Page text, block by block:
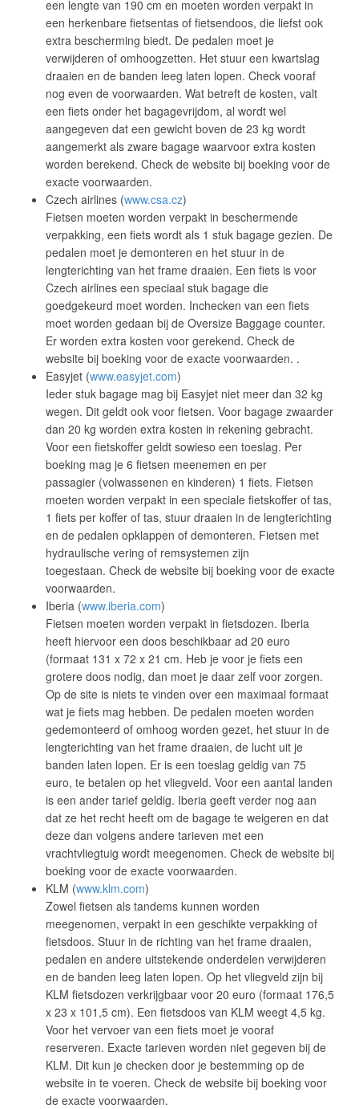
een lengte van 190 cm en moeten worden verpakt in
een herkenbare fietsentas of fietsendoos, die liefst ook
extra bescherming biedt. De pedalen moet je
verwijderen of omhoogzetten. Het stuur een kwartslag
draaien en de banden leeg laten lopen. Check vooraf
nog even de voorwaarden. Wat betreft de kosten, valt
een fiets onder het bagagevrijdom, al wordt wel
aangegeven dat een gewicht boven de 23 kg wordt
aangemerkt als zware bagage waarvoor extra kosten
worden berekend. Check de website bij boeking voor de
exacte voorwaarden.
Czech airlines (www.csa.cz)
Fietsen moeten worden verpakt in beschermende
verpakking, een fiets wordt als 1 stuk bagage gezien. De
pedalen moet je demonteren en het stuur in de
lengterichting van het frame draaien. Een fiets is voor
Czech airlines een speciaal stuk bagage die
goedgekeurd moet worden. Inchecken van een fiets
moet worden gedaan bij de Oversize Baggage counter.
Er worden extra kosten voor gerekend. Check de
website bij boeking voor de exacte voorwaarden. .
Easyjet (www.easyjet.com)
Ieder stuk bagage mag bij Easyjet niet meer dan 32 kg
wegen. Dit geldt ook voor fietsen. Voor bagage zwaarder
dan 20 kg worden extra kosten in rekening gebracht.
Voor een fietskoffer geldt sowieso een toeslag. Per
boeking mag je 6 fietsen meenemen en per
passagier (volwassenen en kinderen) 1 fiets. Fietsen
moeten worden verpakt in een speciale fietskoffer of tas,
1 fiets per koffer of tas, stuur draaien in de lengterichting
en de pedalen opklappen of demonteren. Fietsen met
hydraulische vering of remsystemen zijn
toegestaan. Check de website bij boeking voor de exacte
voorwaarden.
Iberia (www.iberia.com)
Fietsen moeten worden verpakt in fietsdozen. Iberia
heeft hiervoor een doos beschikbaar ad 20 euro
(formaat 131 x 72 x 21 cm. Heb je voor je fiets een
grotere doos nodig, dan moet je daar zelf voor zorgen.
Op de site is niets te vinden over een maximaal formaat
wat je fiets mag hebben. De pedalen moeten worden
gedemonteerd of omhoog worden gezet, het stuur in de
lengterichting van het frame draaien, de lucht uit je
banden laten lopen. Er is een toeslag geldig van 75
euro, te betalen op het vliegveld. Voor een aantal landen
is een ander tarief geldig. Iberia geeft verder nog aan
dat ze het recht heeft om de bagage te weigeren en dat
deze dan volgens andere tarieven met een
vrachtvliegtuig wordt meegenomen. Check de website bij
boeking voor de exacte voorwaarden.
KLM (www.klm.com)
Zowel fietsen als tandems kunnen worden
meegenomen, verpakt in een geschikte verpakking of
fietsdoos. Stuur in de richting van het frame draaien,
pedalen en andere uitstekende onderdelen verwijderen
en de banden leeg laten lopen. Op het vliegveld zijn bij
KLM fietsdozen verkrijgbaar voor 20 euro (formaat 176,5
x 23 x 101,5 cm). Een fietsdoos van KLM weegt 4,5 kg.
Voor het vervoer van een fiets moet je vooraf
reserveren. Exacte tarieven worden niet gegeven bij de
KLM. Dit kun je checken door je bestemming op de
website in te voeren. Check de website bij boeking voor
de exacte voorwaarden.